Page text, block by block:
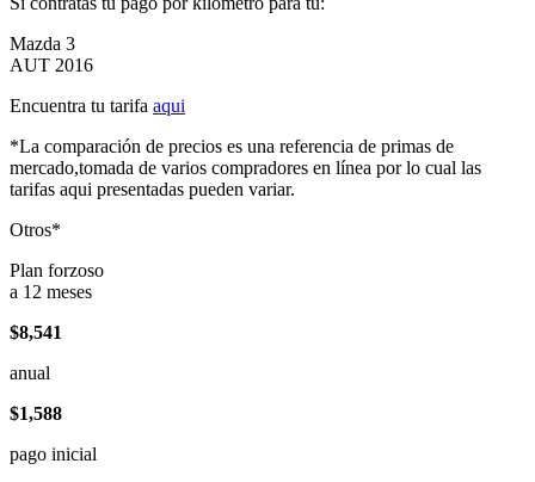
Mazda 3
AUT 2016
Encuentra tu tarifa aqui
*La comparación de precios es una referencia de primas de
mercado,tomada de varios compradores en línea por lo cual las
tarifas aqui presentadas pueden variar.
Otros*
Plan forzoso
a 12 meses
$8,541
anual
$1,588
pago inicial